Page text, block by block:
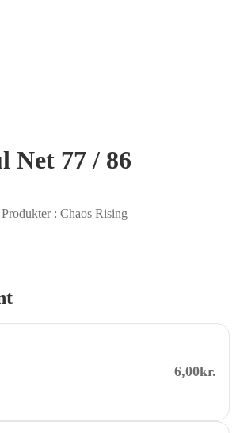
Net 77 / 86
: Chaos Rising
6,00kr.